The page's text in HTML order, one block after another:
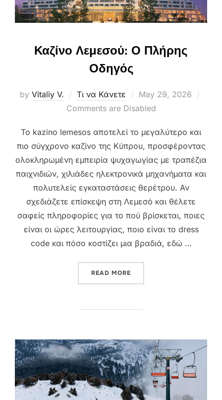
Καζίνο Λεμεσού: Ο Πλήρης
Οδηγός
by Vitaliy V. Τι να Κάνετε
Posted
on
May 29, 2026
Comments are Disabled
Το kazino lemesos αποτελεί το μεγαλύτερο και
πιο σύγχρονο καζίνο της Κύπρου, προσφέροντας
ολοκληρωμένη εμπειρία ψυχαγωγίας με τραπέζια
παιχνιδιών, χιλιάδες ηλεκτρονικά μηχανήματα και
πολυτελείς εγκαταστάσεις θερέτρου. Αν
σχεδιάζετε επίσκεψη στη Λεμεσό και θέλετε
σαφείς πληροφορίες για το πού βρίσκεται, ποιες
είναι οι ώρες λειτουργίας, ποιο είναι το dress
code και πόσο κοστίζει μια βραδιά, εδώ …
READ MORE